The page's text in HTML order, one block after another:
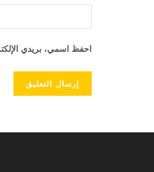
احفظ اسمي، بريدي